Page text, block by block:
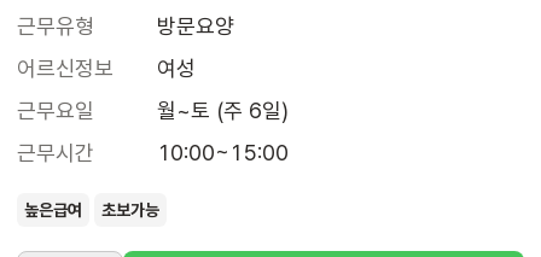
근무유형
방문요양
어르신정보
여성
근무요일
월~토 (주 6일)
근무시간
10:00~15:00
높은급여 초보가능